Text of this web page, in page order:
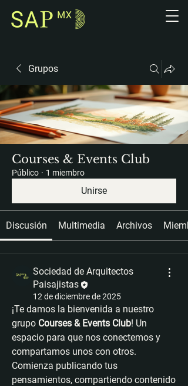
Grupos
Courses & Events Club
Público · 1 miembro
Unirse
Discusión Multimedia Archivos
Sociedad de Arquitectos
Paisajistas
12 de diciembre de 2025
¡Te damos la bienvenida a nuestro
grupo Courses & Events Club! Un
espacio para que nos conectemos y
compartamos unos con otros.
Comienza publicando tus
pensamientos, compartiendo contenido